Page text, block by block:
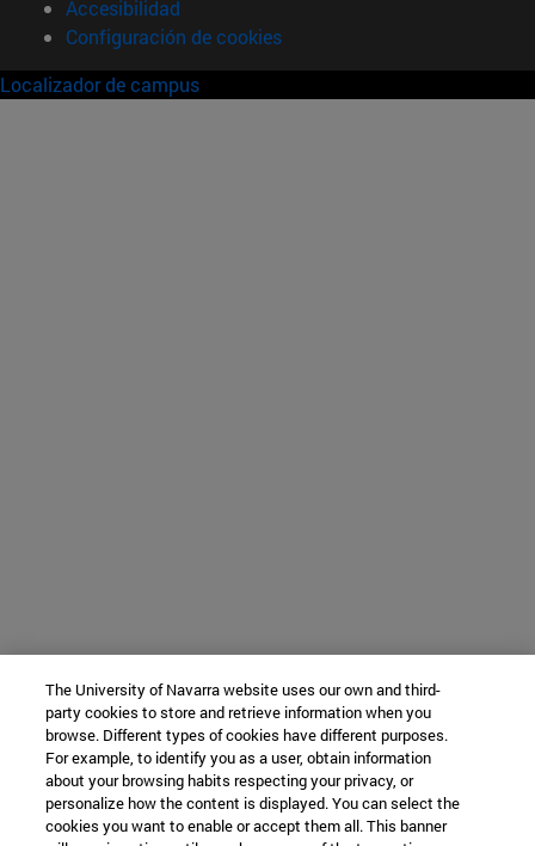
Accesibilidad
Configuración de cookies
Localizador de campus
The University of Navarra website uses our own and third-
party cookies to store and retrieve information when you
browse. Different types of cookies have different purposes.
For example, to identify you as a user, obtain information
about your browsing habits respecting your privacy, or
personalize how the content is displayed. You can select the
cookies you want to enable or accept them all. This banner